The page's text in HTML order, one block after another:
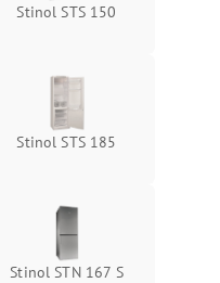
Stinol STS 150
Stinol STS 185
Stinol STN 167 S